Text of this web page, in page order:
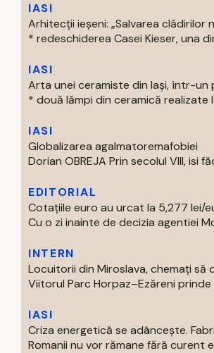
IASI
Arhitecții ieșeni: „Salvarea clădirilor
* redeschiderea Casei Kieser, una
IASI
Arta unei ceramiste din Iași, într-
* două lămpi din ceramică realizate
IASI
Globalizarea agalmatoremafobiei
Dorian OBREJA Prin secolul VIII, isi
EDITORIAL
Cotațiile euro au urcat la 5,277 lei/
Cu o zi inainte de decizia agentiei
INTERN
Locuitorii din Miroslava, chemați să
Viitorul Parc Horpaz–Ezăreni
IASI
Criza energetică se adâncește.
Romanii nu vor rămane fără curent